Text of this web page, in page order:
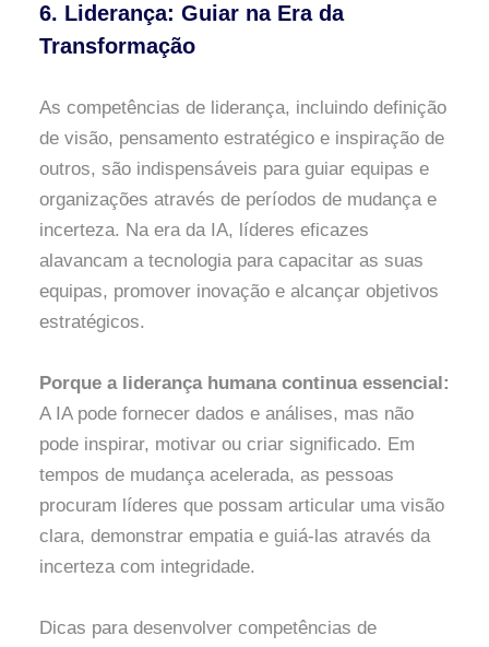
6. Liderança: Guiar na Era da
Transformação
As competências de liderança, incluindo definição
de visão, pensamento estratégico e inspiração de
outros, são indispensáveis para guiar equipas e
organizações através de períodos de mudança e
incerteza. Na era da IA, líderes eficazes
alavancam a tecnologia para capacitar as suas
equipas, promover inovação e alcançar objetivos
estratégicos.
Porque a liderança humana continua essencial:
A IA pode fornecer dados e análises, mas não
pode inspirar, motivar ou criar significado. Em
tempos de mudança acelerada, as pessoas
procuram líderes que possam articular uma visão
clara, demonstrar empatia e guiá-las através da
incerteza com integridade.
Dicas para desenvolver competências de